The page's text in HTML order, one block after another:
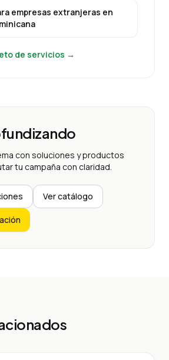
empresas extranjeras en
de servicios →
con soluciones y productos
tu campaña con claridad.
Ver catálogo